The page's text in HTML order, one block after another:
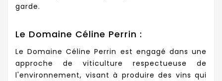
garde.
Le Domaine Céline Perrin :
Le Domaine Céline Perrin est engagé dans une
approche de viticulture respectueuse de
l'environnement, visant à produire des vins qui